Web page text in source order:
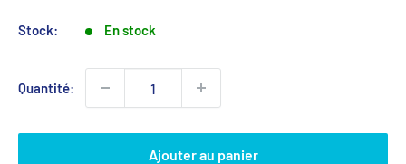
Stock: En stock
Quantité:
Ajouter au panier